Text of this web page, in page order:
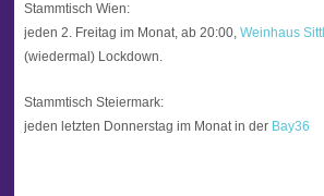
Stammtisch Wien:
jeden 2. Freitag im Monat, ab 20:00, Weinhaus Sittl
(wiedermal) Lockdown.
Stammtisch Steiermark:
jeden letzten Donnerstag im Monat in der Bay36